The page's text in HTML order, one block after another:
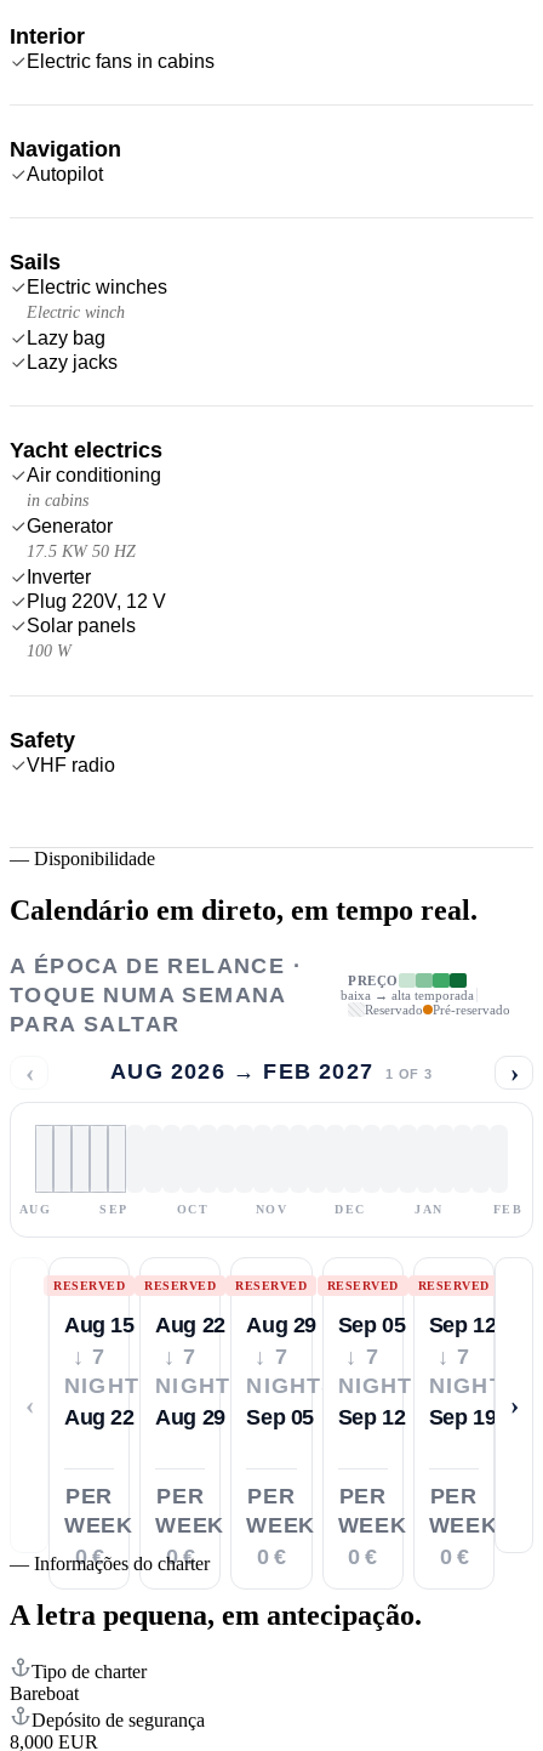
Interior
Electric fans in cabins
Navigation
Autopilot
Sails
Electric winches
Electric winch
Lazy bag
Lazy jacks
Yacht electrics
Air conditioning
in cabins
Generator
17.5 KW 50 HZ
Inverter
Plug 220V, 12 V
Solar panels
100 W
Safety
VHF radio
— Disponibilidade
Calendário em direto, em tempo real.
A ÉPOCA DE RELANCE ·
TOQUE NUMA SEMANA
PARA SALTAR
PREÇO
baixa → alta temporada
Reservado
Pré-reservado
‹ AUG 2026 → FEB 2027 1 OF 3 ›
AUG SEP OCT NOV DEC JAN FEB
‹
RESERVED
Aug 15
↓ 7
NIGHTS
Aug 22
PER
WEEK
0 €
RESERVED
Aug 22
↓ 7
NIGHTS
Aug 29
PER
WEEK
0 €
RESERVED
Aug 29
↓ 7
NIGHTS
Sep 05
PER
WEEK
0 €
RESERVED
Sep 05
↓ 7
NIGHTS
Sep 12
PER
WEEK
0 €
RESERVED
Sep 12
↓ 7
NIGHTS
Sep 19
PER
WEEK
0 €
›
— Informações do charter
A letra pequena, em antecipação.
Tipo de charter
Bareboat
Depósito de segurança
8,000 EUR